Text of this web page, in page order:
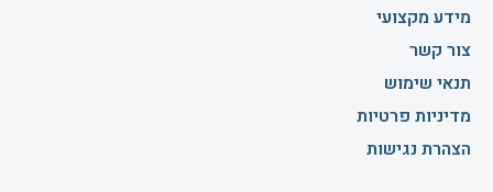
מידע מקצועי
צור קשר
תנאי שימוש
מדיניות פרטיות
הצהרת נגישות